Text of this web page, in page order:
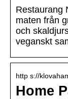
Restaurang
maten från
och
veganskt
http s://
Home